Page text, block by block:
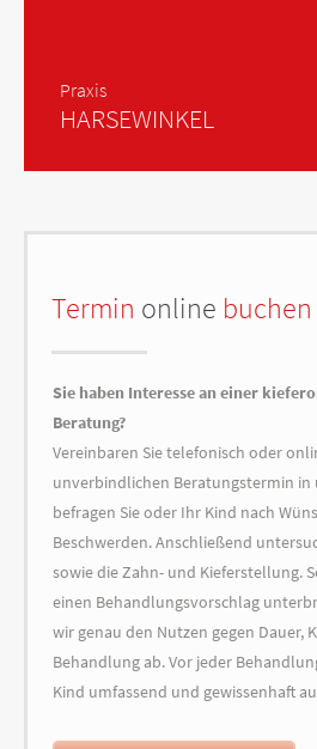
Praxis
HARSEWINKEL
Termin online buchen
Sie haben Interesse an einer
Beratung?
Vereinbaren Sie telefonisch oder
unverbindlichen Beratungstermin in
befragen Sie oder Ihr Kind nach
Beschwerden. Anschließend
sowie die Zahn- und Kieferstellung.
einen Behandlungsvorschlag
wir genau den Nutzen gegen Dauer,
Behandlung ab. Vor jeder
Kind umfassend und gewissenhaft